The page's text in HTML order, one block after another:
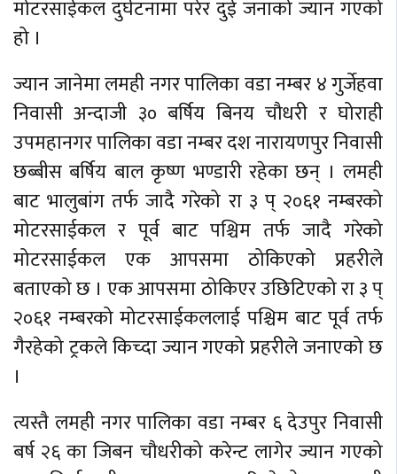
मोटरसाईकल दुर्घटनामा परेर दुई जनाको ज्यान गएको
हो ।
ज्यान जानेमा लमही नगर पालिका वडा नम्बर ४ गुर्जेहवा
निवासी अन्दाजी ३० बर्षिय बिनय चौधरी र घोराही
उपमहानगर पालिका वडा नम्बर दश नारायणपुर निवासी
छब्बीस बर्षिय बाल कृष्ण भण्डारी रहेका छन् । लमही
बाट भालुबांग तर्फ जादै गरेको रा ३ प् २०६१ नम्बरको
मोटरसाईकल र पूर्व बाट पश्चिम तर्फ जादै गरेको
मोटरसाईकल एक आपसमा ठोकिएको प्रहरीले
बताएको छ । एक आपसमा ठोकिएर उछिटिएको रा ३ प्
२०६१ नम्बरको मोटरसाईकललाई पश्चिम बाट पूर्व तर्फ
गैरहेको ट्रकले किच्दा ज्यान गएको प्रहरीले जनाएको छ
।
त्यस्तै लमही नगर पालिका वडा नम्बर ६ देउपुर निवासी
बर्ष २६ का जिबन चौधरीको करेन्ट लागेर ज्यान गएको